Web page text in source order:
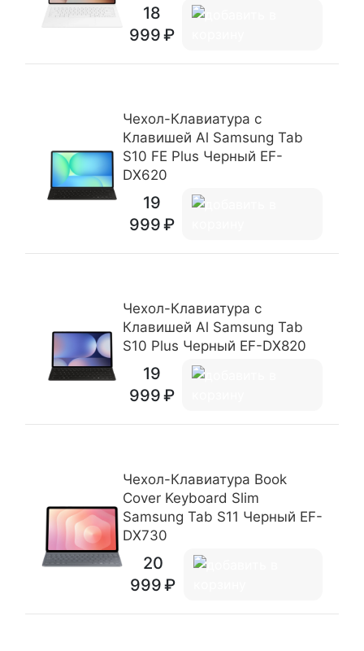
18
999
Чехол-Клавиатура c
Клавишей Al Samsung Tab
S10 FE Plus Черный EF-
DX620
19
999
Чехол-Клавиатура c
Клавишей Al Samsung Tab
S10 Plus Черный EF-DX820
19
999
Чехол-Клавиатура Book
Cover Keyboard Slim
Samsung Tab S11 Черный EF-
DX730
20
999